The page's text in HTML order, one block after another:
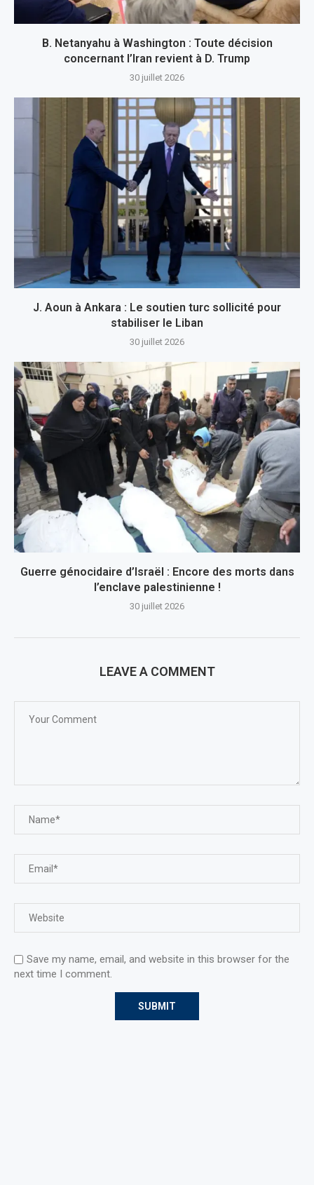
B. Netanyahu à Washington : Toute décision
concernant l’Iran revient à D. Trump
30 juillet 2026
J. Aoun à Ankara : Le soutien turc sollicité pour
stabiliser le Liban
30 juillet 2026
Guerre génocidaire d’Israël : Encore des morts dans
l’enclave palestinienne !
30 juillet 2026
LEAVE A COMMENT
Save my name, email, and website in this browser for the
next time I comment.